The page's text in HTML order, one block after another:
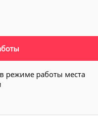
режиме работы места